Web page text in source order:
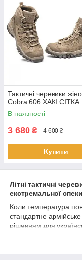
Тактичні черевики
Cobra 606 ХАКІ СІТКА
В наявності
3 680 ₴ 4 600 ₴
Купити
Літні тактичні
екстремальної спеки
Коли температура
стандартне
рішенням для
для тривалого